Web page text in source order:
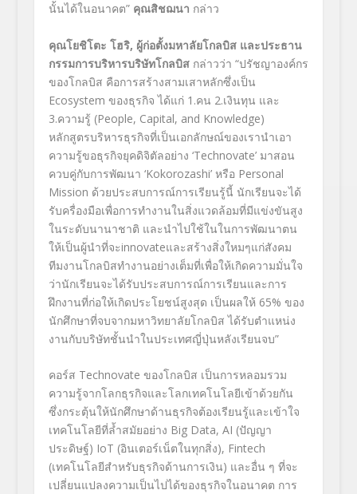
นั้นได้ในอนาคต” คุณสิชฌนา กล่าว
คุณโยชิโตะ โฮริ, ผู้ก่อตั้งมหาลัยโกลบิส และประธาน
กรรมการบริหารบริษัทโกลบิส กล่าวว่า “ปรัชญาองค์กร
ของโกลบิส คือการสร้างสามเสาหลักซึ่งเป็น
Ecosystem ของธุรกิจ ได้แก่ 1.คน 2.เงินทุน และ
3.ความรู้ (People, Capital, and Knowledge)
หลักสูตรบริหารธุรกิจที่เป็นเอกลักษณ์ของเรานำเอา
ความรู้ขอธุรกิจยุคดิจิตัลอย่าง ‘Technovate’มาสอน
ควบคู่กับการพัฒนา ‘Kokorozashi’หรือ Personal
Mission ด้วยประสบการณ์การเรียนรู้นี้ นักเรียนจะได้
รับครื่องมือเพื่อการทำงานในสิ่งแวดล้อมที่มีแข่งขันสูง
ในระดับนานาชาติ และนำไปใช้ในในการพัฒนาตน
ให้เป็นผู้นำที่จะinnovateและสร้างสิ่งใหมๆแก่สังคม
ทีมงานโกลบิสทำงานอย่างเต็มที่เพื่อให้เกิดความมั่นใจ
ว่านักเรียนจะได้รับประสบการณ์การเรียนและการ
ฝึกงานที่ก่อให้เกิดประโยชน์สูงสุด เป็นผลให้ 65% ของ
นักศึกษาที่จบจากมหาวิทยาลัยโกลบิส ได้รับตำแหน่ง
งานกับบริษัทชั้นนำในประเทศญี่ปุ่นหลังเรียนจบ”
คอร์ส Technovate ของโกลบิส เป็นการหลอมรวม
ความรู้จากโลกธุรกิจและโลกเทคโนโลยีเข้าด้วยกัน
ซึ่งกระตุ้นให้นักศึกษาด้านธุรกิจต้องเรียนรู้และเข้าใจ
เทคโนโลยีที่ล้ำสมัยอย่าง Big Data, AI (ปัญญา
ประดิษฐ์) IoT (อินเตอร์เน็ตในทุกสิ่ง), Fintech
(เทคโนโลยีสำหรับธุรกิจด้านการเงิน) และอื่น ๆ ที่จะ
เปลี่ยนแปลงความเป็นไปได้ของธุรกิจในอนาคต การ